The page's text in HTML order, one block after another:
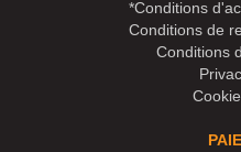
*Conditions
Conditions de
Conditions